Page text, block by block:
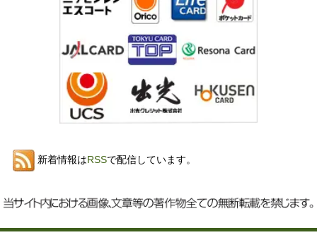
新着情報はRSSで配信しています。